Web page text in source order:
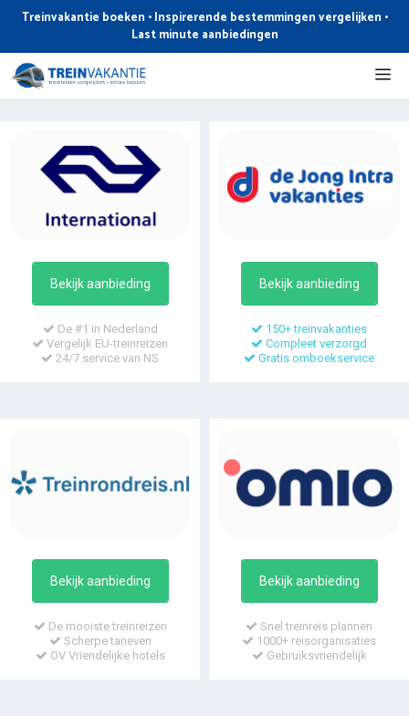
de
inhoud
Treinvakantie boeken • Inspirerende bestemmingen vergelijken •
Last minute aanbiedingen
Bekijk aanbieding
De #1 in Nederland
Vergelijk EU-treinreizen
24/7 service van NS
Bekijk aanbieding
150+ treinvakanties
Compleet verzorgd
Gratis omboekservice
Bekijk aanbieding
De mooiste treinreizen
Scherpe tarieven
OV Vriendelijke hotels
Bekijk aanbieding
Snel treinreis plannen
1000+ reisorganisaties
Gebruiksvriendelijk